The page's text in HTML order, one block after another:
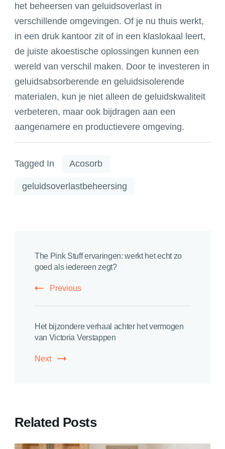
het beheersen van geluidsoverlast in
verschillende omgevingen. Of je nu thuis werkt,
in een druk kantoor zit of in een klaslokaal leert,
de juiste akoestische oplossingen kunnen een
wereld van verschil maken. Door te investeren in
geluidsabsorberende en geluidsisolerende
materialen, kun je niet alleen de geluidskwaliteit
verbeteren, maar ook bijdragen aan een
aangenamere en productievere omgeving.
Tagged In Acosorb
geluidsoverlastbeheersing
Navigation
The Pink Stuff ervaringen: werkt het echt zo
goed als iedereen zegt?
Previous
Het bijzondere verhaal achter het vermogen
van Victoria Verstappen
Next
Related Posts